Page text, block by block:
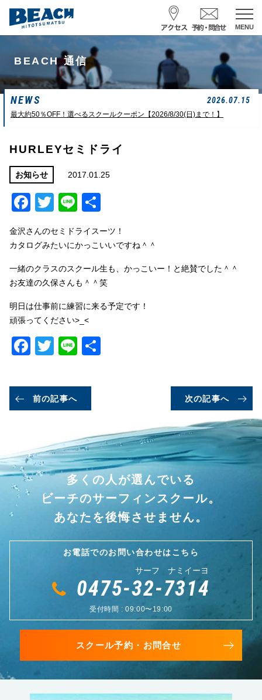
MENU
スクール予約・お問合せ
レンタル予約
サーフ ナミイーヨ
0475-32-7314
一松海岸 波情報
サイズ
カターアタマ
状態
ハード
BEACH 通信
NEWS 2026.07.15
最大約50％OFF！選べるスクールクーポン【2026/8/30(日)まで！】
HURLEYセミドライ
お知らせ 2017.01.25
Facebook
Twitter
Line
金沢さんのセミドライスーツ！
カタログみたいにかっこいいですね＾＾
一緒のクラスのスクール生も、かっこいー！と絶賛でした＾＾
お友達の久保さんも＾＾笑
明日は仕事前に練習に来る予定です！
頑張ってください>_<
Facebook
Twitter
Line
前の記事へ 次の記事へ
多くの人が選んでいる
ビーチのサーフィンスクール。
あなたを後悔させません。
お電話でのお問い合わせはこちら
サーフ ナミイーヨ
0475-32-7314
受付時間 : 09:00〜19:00
スクール予約・お問合せ